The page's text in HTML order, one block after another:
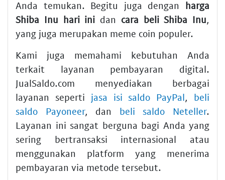
Anda temukan. Begitu juga dengan harga
Shiba Inu hari ini dan cara beli Shiba Inu,
yang juga merupakan meme coin populer.
Kami juga memahami kebutuhan Anda
terkait layanan pembayaran digital.
JualSaldo.com menyediakan berbagai
layanan seperti jasa isi saldo PayPal, beli
saldo Payoneer, dan beli saldo Neteller.
Layanan ini sangat berguna bagi Anda yang
sering bertransaksi internasional atau
menggunakan platform yang menerima
pembayaran via metode tersebut.